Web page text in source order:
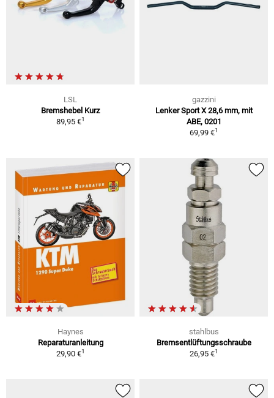
LSL
Bremshebel Kurz
89,95 €1
gazzini
Lenker Sport X 28,6 mm, mit
ABE, 0201
69,99 €1
Haynes
Reparaturanleitung
29,90 €1
stahlbus
Bremsentlüftungsschraube
26,95 €1